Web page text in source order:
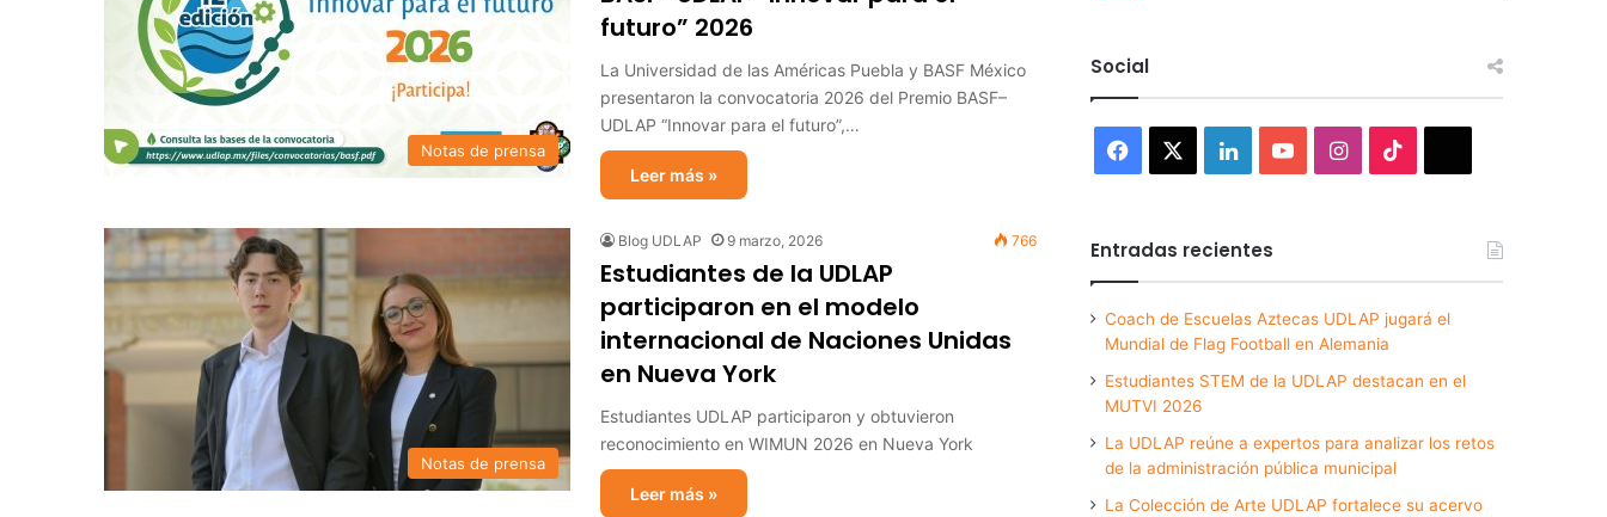
Notas de prensa
futuro” 2026
La Universidad de las Américas Puebla y BASF México
presentaron la convocatoria 2026 del Premio BASF–
UDLAP “Innovar para el futuro”,…
Leer más »
Notas de prensa
Blog UDLAP 9 marzo, 2026 766
Estudiantes de la UDLAP
participaron en el modelo
internacional de Naciones Unidas
en Nueva York
Estudiantes UDLAP participaron y obtuvieron
reconocimiento en WIMUN 2026 en Nueva York
Leer más »
Social
Facebook LinkedInYouTubeInstagram
Entradas recientes
Coach de Escuelas Aztecas UDLAP jugará el
Mundial de Flag Football en Alemania
Estudiantes STEM de la UDLAP destacan en el
MUTVI 2026
La UDLAP reúne a expertos para analizar los retos
de la administración pública municipal
La Colección de Arte UDLAP fortalece su acervo